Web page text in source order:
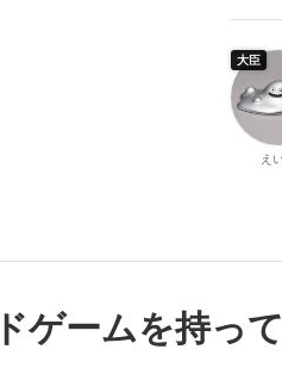
大臣
え
ゲームを持っ